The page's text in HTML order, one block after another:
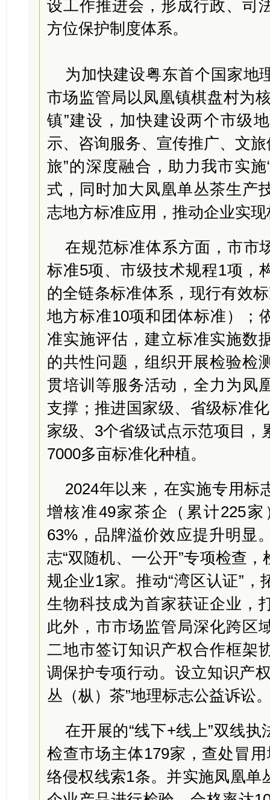
设工作推进会，形成行政、司
方位保护制度体系。
为加快建设粤东首个国家地
市场监管局以凤凰镇棋盘村为
镇”建设，加快建设两个市级
示、咨询服务、宣传推广、文
旅”的深度融合，助力我市实
式，同时加大凤凰单丛茶生产
志地方标准应用，推动企业实
在规范标准体系方面，市市
标准5项、市级技术规程1项，
的全链条标准体系，现行有效
地方标准10项和团体标准）；
准实施评估，建立标准实施数
的共性问题，组织开展检验检
贯培训等服务活动，全力为凤
支撑；推进国家级、省级标准
家级、3个省级试点示范项目，
7000多亩标准化种植。
2024年以来，在实施专用标
增核准49家茶企（累计225
63%，品牌溢价效应提升明显
志“双随机、一公开”专项检查
规企业1家。推动“湾区认证”
生物科技成为首家获证企业，
此外，市市场监管局深化跨区
二地市签订知识产权合作框架
调保护专项行动。设立知识产
丛（枞）茶”地理标志公益诉讼
在开展的“线下+线上”双线
检查市场主体179家，查处冒
络侵权线索1条。并实施凤凰单